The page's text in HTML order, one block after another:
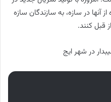
در سازه، به سازندگان سازه
قبل کنند.
در شهر ایج